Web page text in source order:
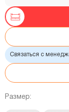
Связаться с
Размер: